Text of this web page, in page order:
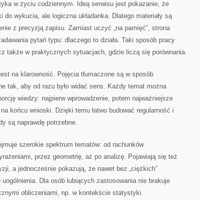
w życiu codziennym. Ideą serwisu jest pokazanie, że
do wykucia, ale logiczna układanka. Dlatego materiały są
z precyzją zapisu. Zamiast uczyć „na pamięć”, strona
pytań typu: dlaczego to działa. Taki sposób pracy
także w praktycznych sytuacjach, gdzie liczą się porównania.
na klarowność. Pojęcia tłumaczone są w sposób
tak, aby od razu było widać sens. Każdy temat można
wiedzy: najpierw wprowadzenie, potem najważniejsze
końcu wnioski. Dzięki temu łatwo budować regularność i
są naprawdę potrzebne.
szerokie spektrum tematów: od rachunków
przez geometrię, aż po analizę. Pojawiają się też
a jednocześnie pokazują, że nawet bez „ciężkich”
Dla osób lubiących zastosowania nie brakuje
obliczeniami, np. w kontekście statystyki.